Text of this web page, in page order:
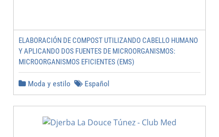
ELABORACIÓN DE COMPOST UTILIZANDO CABELLO HUMANO
Y APLICANDO DOS FUENTES DE MICROORGANISMOS:
MICROORGANISMOS EFICIENTES (EMS)
Moda y estilo Español